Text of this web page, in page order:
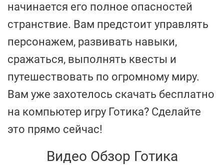
начинается его полное опасностей
странствие. Вам предстоит управлять
персонажем, развивать навыки,
сражаться, выполнять квесты и
путешествовать по огромному миру.
Вам уже захотелось скачать бесплатно
на компьютер игру Готика? Сделайте
это прямо сейчас!
Видео Обзор Готика